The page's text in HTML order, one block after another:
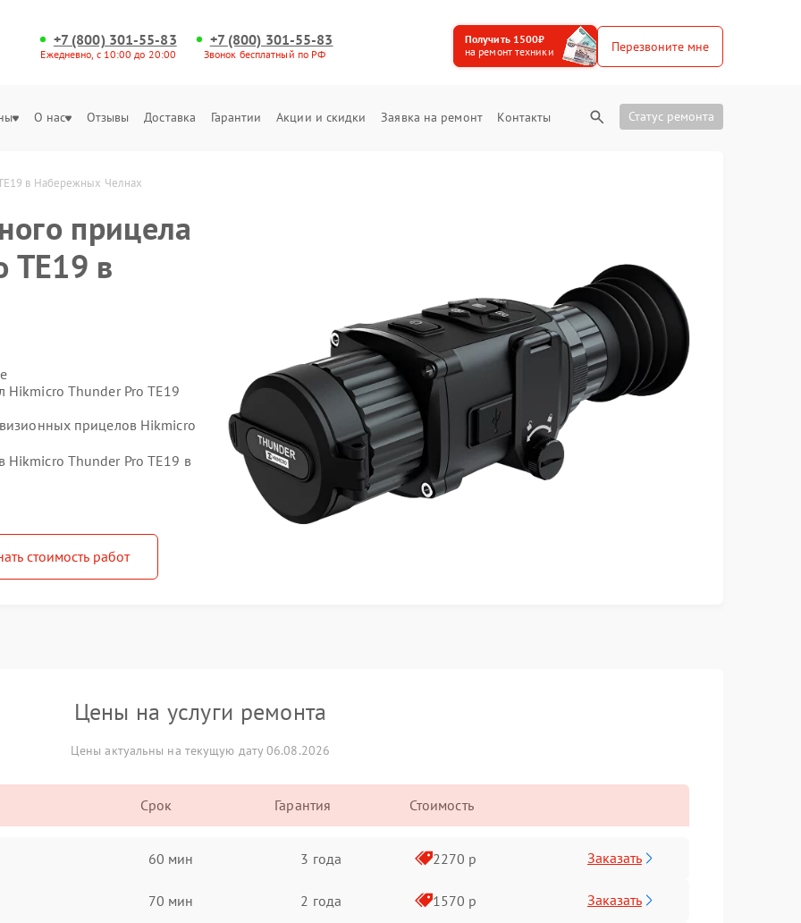
+7 (800) 301-55-83
Ежедневно, с 10:00 до 20:00
+7 (800) 301-55-83
Звонок бесплатный по РФ
Получить 1500₽
на ремонт техники
Перезвоните мне
О нас Отзывы Доставка Гарантии Акции и скидки Заявка на ремонт Контакты Статус ремонта
в Набережных Челнах
прицела
TE19 в
Hikmicro Thunder Pro TE19
прицелов Hikmicro
Thunder Pro TE19 в
стоимость работ
Цены на услуги ремонта
Цены актуальны на текущую дату 06.08.2026
Срок Гарантия Стоимость
60 мин 3 года 2270 р Заказать
70 мин 2 года 1570 р Заказать